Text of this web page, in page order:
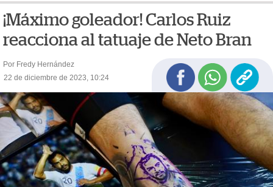
¡Máximo goleador! Carlos Ruiz
reacciona al tatuaje de Neto Bran
Por Fredy Hernández
22 de diciembre de 2023, 10:24